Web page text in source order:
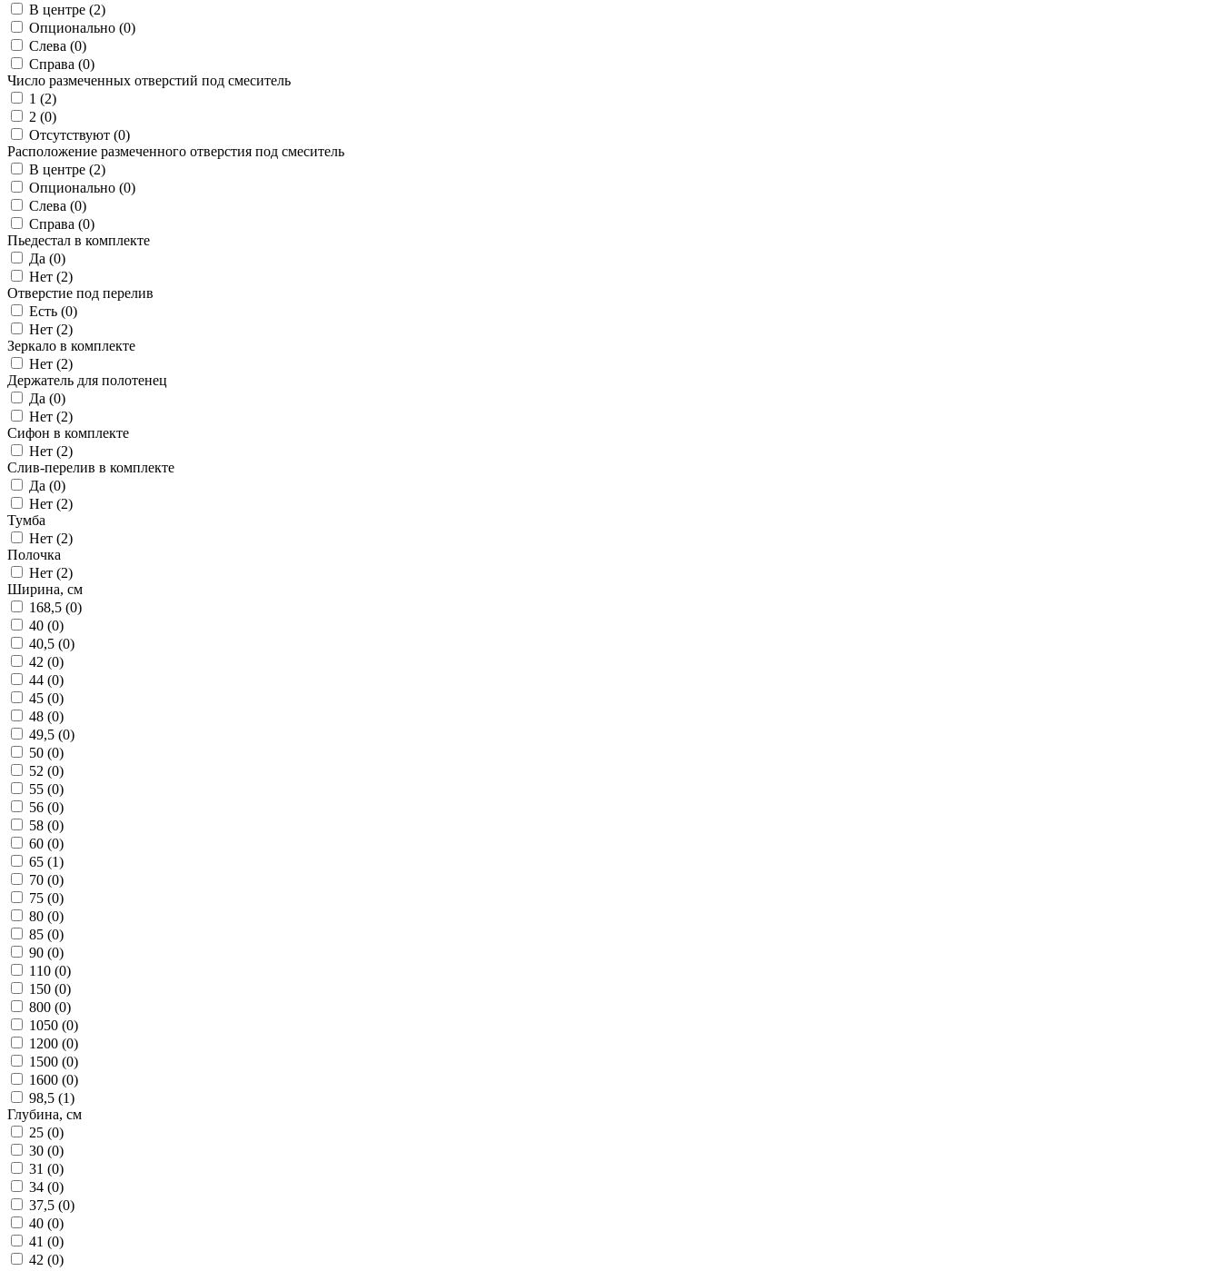
В центре (2)
Опционально (0)
Слева (0)
Справа (0)
Число размеченных отверстий под смеситель
1 (2)
2 (0)
Отсутствуют (0)
Расположение размеченного отверстия под смеситель
В центре (2)
Опционально (0)
Слева (0)
Справа (0)
Пьедестал в комплекте
Да (0)
Нет (2)
Отверстие под перелив
Есть (0)
Нет (2)
Зеркало в комплекте
Нет (2)
Держатель для полотенец
Да (0)
Нет (2)
Сифон в комплекте
Нет (2)
Слив-перелив в комплекте
Да (0)
Нет (2)
Тумба
Нет (2)
Полочка
Нет (2)
Ширина, см
168,5 (0)
40 (0)
40,5 (0)
42 (0)
44 (0)
45 (0)
48 (0)
49,5 (0)
50 (0)
52 (0)
55 (0)
56 (0)
58 (0)
60 (0)
65 (1)
70 (0)
75 (0)
80 (0)
85 (0)
90 (0)
110 (0)
150 (0)
800 (0)
1050 (0)
1200 (0)
1500 (0)
1600 (0)
98,5 (1)
Глубина, см
25 (0)
30 (0)
31 (0)
34 (0)
37,5 (0)
40 (0)
41 (0)
42 (0)